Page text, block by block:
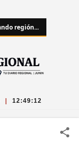
región...
12:49:13